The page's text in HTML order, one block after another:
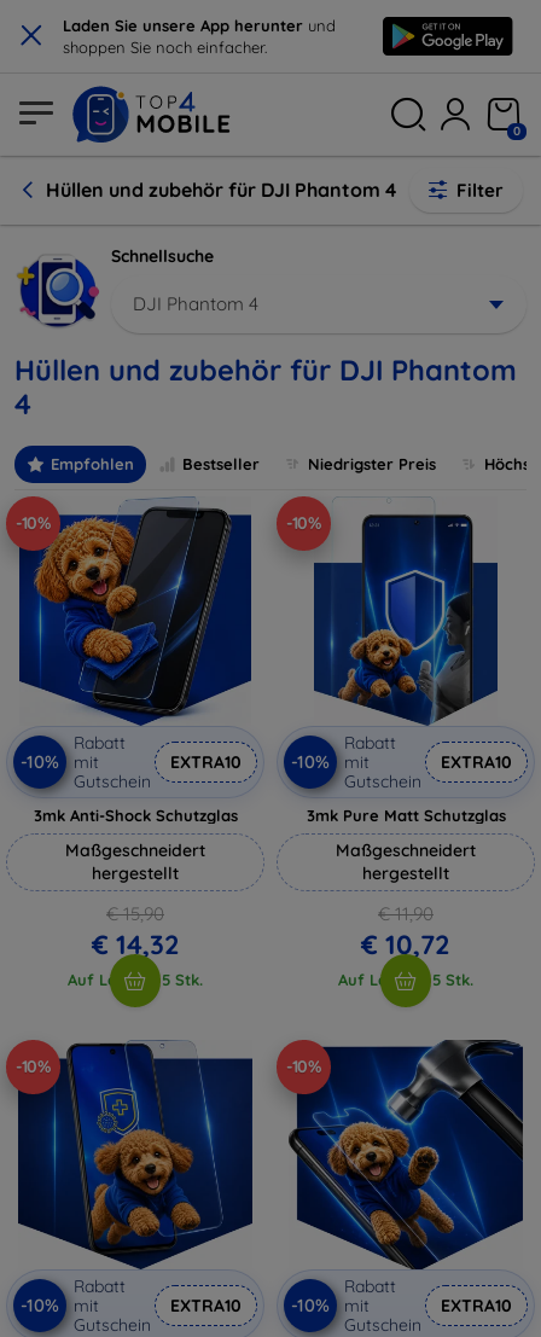
× Laden Sie unsere App herunter und
shoppen Sie noch einfacher.
0
Hüllen und zubehör für DJI Phantom 4 Filter
Schnellsuche
DJI Phantom 4
Hüllen und zubehör für DJI Phantom
4
Empfohlen Bestseller Niedrigster Preis
-10%
-10%
Rabatt
mit
Gutschein
EXTRA10
3mk Anti-Shock Schutzglas
Maßgeschneidert
hergestellt
€ 15,90
€ 14,32
Auf Lager > 5 Stk.
-10%
-10%
Rabatt
mit
Gutschein
EXTRA10
3mk Pure Matt Schutzglas
Maßgeschneidert
hergestellt
€ 11,90
€ 10,72
Auf Lager > 5 Stk.
-10%
-10%
Rabatt
mit
Gutschein
EXTRA10
-10%
-10%
Rabatt
mit
Gutschein
EXTRA10